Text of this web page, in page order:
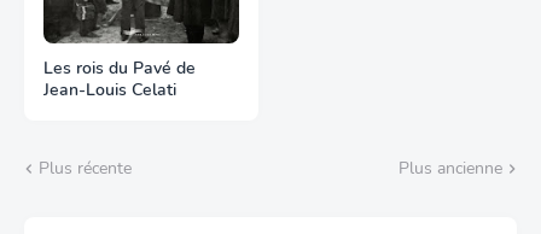
Les rois du Pavé de
Jean-Louis Celati
Plus récente Plus ancienne